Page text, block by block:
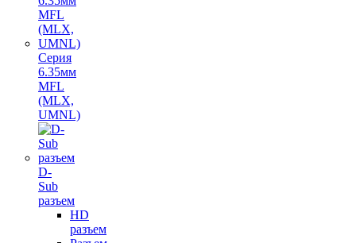
Серия
6.35мм
MFL
(MLX,
UMNL)
D-
Sub
разъем
HD
разъем